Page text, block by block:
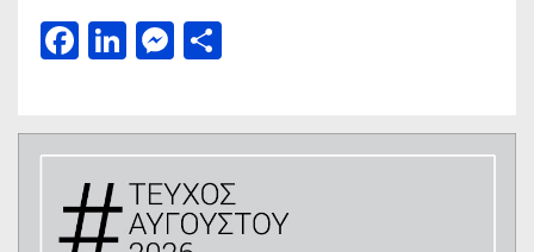
Facebook
LinkedIn
Messenger